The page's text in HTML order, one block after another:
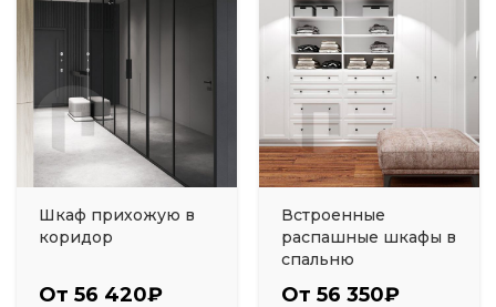
Шкаф прихожую в
коридор
От 56 420₽
Встроенные
распашные шкафы в
спальню
От 56 350₽